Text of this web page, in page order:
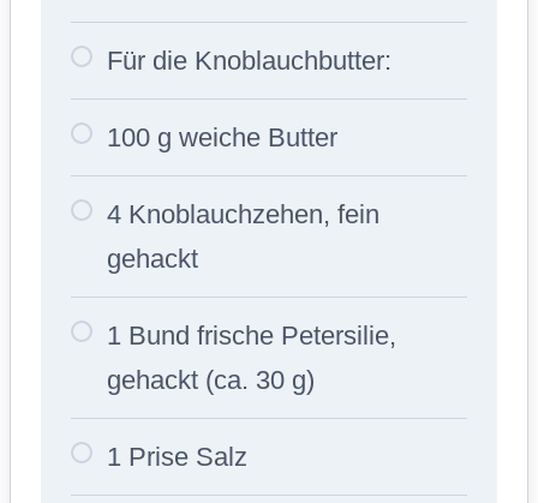
Für die Knoblauchbutter:
100 g weiche Butter
4 Knoblauchzehen, fein
gehackt
1 Bund frische Petersilie,
gehackt (ca. 30 g)
1 Prise Salz